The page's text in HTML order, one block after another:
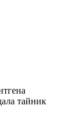
тайник